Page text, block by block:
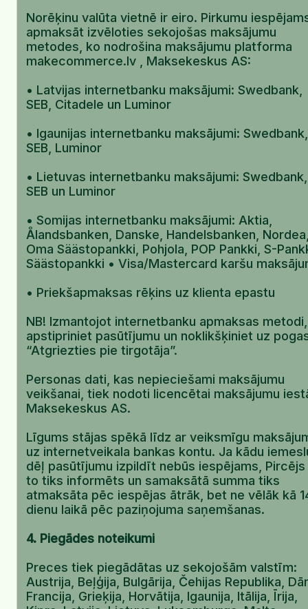
Norēķinu valūta vietnē ir eiro. Pirkumu
apmaksāt izvēloties sekojošas maksājumu
metodes, ko nodrošina maksājumu platforma
makecommerce.lv , Maksekeskus AS:
• Latvijas internetbanku maksājumi: Swedbank,
SEB, Citadele un Luminor
• Igaunijas internetbanku maksājumi: Swedbank,
SEB, Luminor
• Lietuvas internetbanku maksājumi: Swedbank,
SEB un Luminor
• Somijas internetbanku maksājumi: Aktia,
Ålandsbanken, Danske, Handelsbanken,
Oma Säästopankki, Pohjola, POP Pankki, S-
Säästopankki • Visa/Mastercard karšu
• Priekšapmaksas rēķins uz klienta epastu
NB! Izmantojot internetbanku apmaksas metodi,
apstipriniet pasūtījumu un noklikšķiniet uz
“Atgriezties pie tirgotāja”.
Personas dati, kas nepieciešami maksājumu
veikšanai, tiek nodoti licencētai maksājumu
Maksekeskus AS.
Līgums stājas spēkā līdz ar veiksmīgu
uz internetveikala bankas kontu. Ja kādu
dēļ pasūtījumu izpildīt nebūs iespējams, Pircējs
to tiks informēts un samaksātā summa tiks
atmaksāta pēc iespējas ātrāk, bet ne vēlāk kā
dienu laikā pēc paziņojuma saņemšanas.
4. Piegādes noteikumi
Preces tiek piegādātas uz sekojošām valstīm:
Austrija, Beļģija, Bulgārija, Čehijas Republika,
Francija, Grieķija, Horvātija, Igaunija, Itālija, Īrija,